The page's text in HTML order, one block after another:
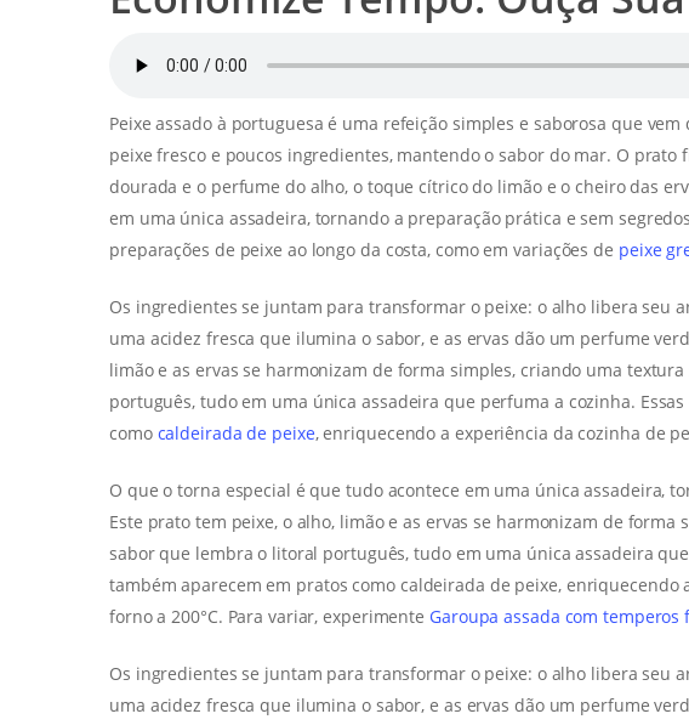
Peixe assado à portuguesa é uma refeição simples e saborosa que
peixe fresco e poucos ingredientes, mantendo o sabor do mar. O prato
dourada e o perfume do alho, o toque cítrico do limão e o cheiro das
em uma única assadeira, tornando a preparação prática e sem
preparações de peixe ao longo da costa, como em variações de peixe
Os ingredientes se juntam para transformar o peixe: o alho libera seu
uma acidez fresca que ilumina o sabor, e as ervas dão um perfume
limão e as ervas se harmonizam de forma simples, criando uma
português, tudo em uma única assadeira que perfuma a cozinha.
como caldeirada de peixe, enriquecendo a experiência da cozinha de
O que o torna especial é que tudo acontece em uma única assadeira,
Este prato tem peixe, o alho, limão e as ervas se harmonizam de
sabor que lembra o litoral português, tudo em uma única assadeira
também aparecem em pratos como caldeirada de peixe, enriquecendo
forno a 200°C. Para variar, experimente Garoupa assada com temperos
Os ingredientes se juntam para transformar o peixe: o alho libera seu
uma acidez fresca que ilumina o sabor, e as ervas dão um perfume